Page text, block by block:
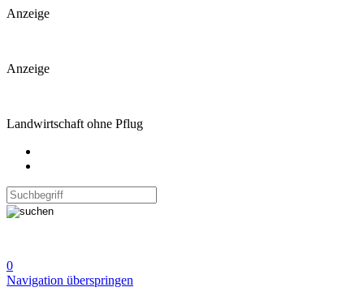
Anzeige
Anzeige
Landwirtschaft ohne Pflug
0
Navigation überspringen